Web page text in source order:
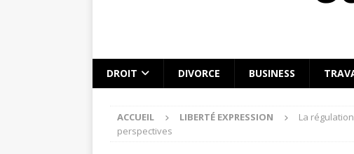
DROIT DIVORCE BUSINESS
ACCUEIL LIBERTÉ EXPRESSION
La
perspectives